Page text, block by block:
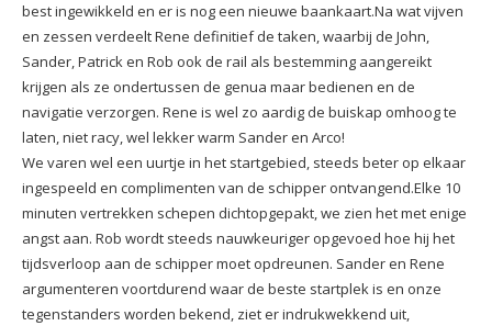
best ingewikkeld en er is nog een nieuwe baankaart.Na wat vijven
en zessen verdeelt Rene definitief de taken, waarbij de John,
Sander, Patrick en Rob ook de rail als bestemming aangereikt
krijgen als ze ondertussen de genua maar bedienen en de
navigatie verzorgen. Rene is wel zo aardig de buiskap omhoog te
laten, niet racy, wel lekker warm Sander en Arco!
We varen wel een uurtje in het startgebied, steeds beter op elkaar
ingespeeld en complimenten van de schipper ontvangend.Elke 10
minuten vertrekken schepen dichtopgepakt, we zien het met enige
angst aan. Rob wordt steeds nauwkeuriger opgevoed hoe hij het
tijdsverloop aan de schipper moet opdreunen. Sander en Rene
argumenteren voortdurend waar de beste startplek is en onze
tegenstanders worden bekend, ziet er indrukwekkend uit,